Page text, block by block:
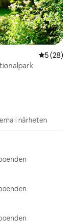
5 av 5 i
5 (28)
i närheten